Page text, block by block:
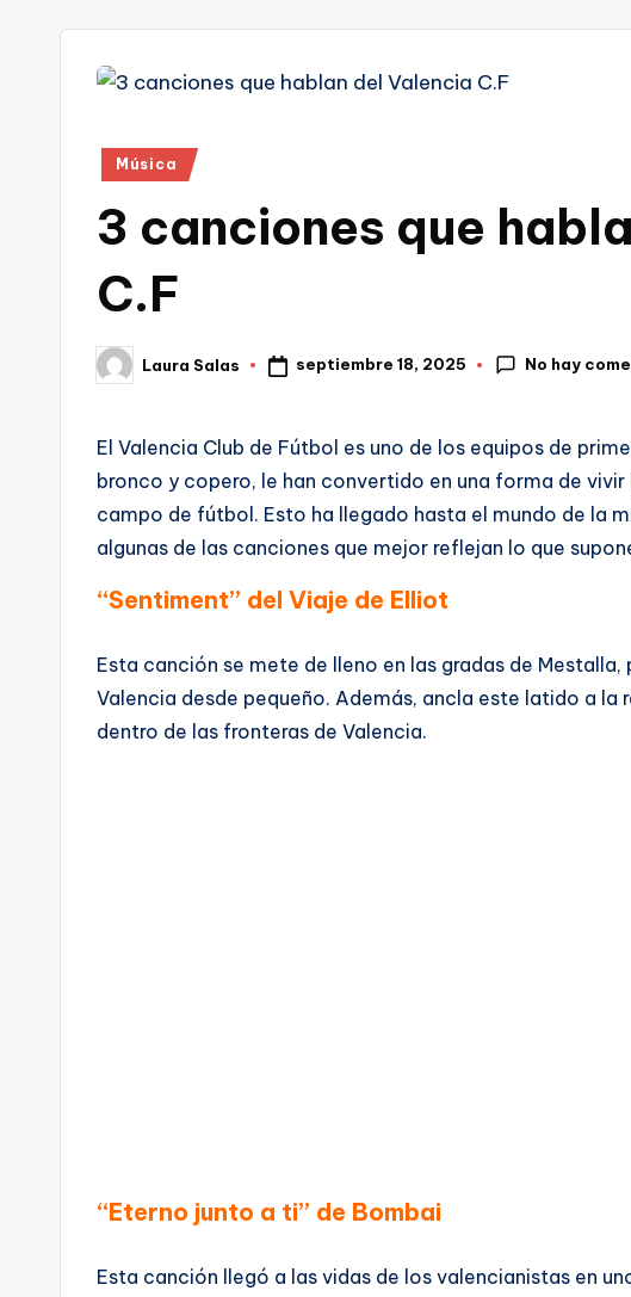
Publicado
Música
3 canciones que
C.F
Publicado
por
Laura Salas septiembre 18, 2025 No hay
El Valencia Club de Fútbol es uno de los equipos de
bronco y copero, le han convertido en una forma de vivir
campo de fútbol. Esto ha llegado hasta el mundo de la
algunas de las canciones que mejor reflejan lo que
“Sentiment” del Viaje de Elliot
Esta canción se mete de lleno en las gradas de Mestalla,
Valencia desde pequeño. Además, ancla este latido a
dentro de las fronteras de Valencia.
“Eterno junto a ti” de Bombai
Esta canción llegó a las vidas de los valencianistas en